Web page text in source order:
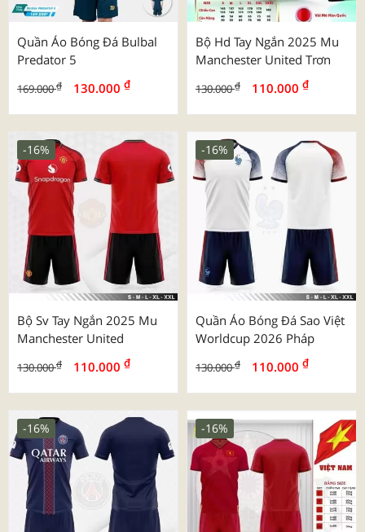
Quần Áo Bóng Đá Bulbal
Predator 5
169.000₫ 130.000 ₫
Bộ Hd Tay Ngắn 2025 Mu
Manchester United Trơn
130.000₫ 110.000 ₫
Bộ Sv Tay Ngắn 2025 Mu
Manchester United
130.000₫ 110.000 ₫
-16%
Quần Áo Bóng Đá Sao Việt
Worldcup 2026 Pháp
130.000₫ 110.000 ₫
-16%
-16% -16%